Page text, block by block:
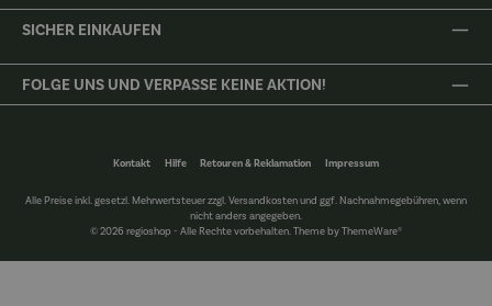
SICHER EINKAUFEN
FOLGE UNS UND VERPASSE KEINE AKTION!
Kontakt Hilfe Retouren & Reklamation Impressum
Alle Preise inkl. gesetzl. Mehrwertsteuer zzgl.Versandkostenund ggf. Nachnahmegebühren, wenn
nicht anders angegeben.
© 2026 regioshop - Alle Rechte vorbehalten. Theme byThemeWare®